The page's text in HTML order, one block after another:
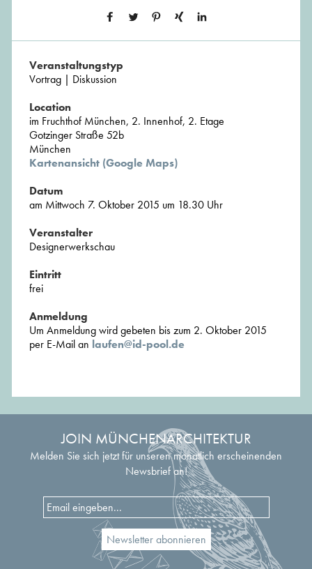
Veranstaltungstyp
Vortrag | Diskussion
Location
im Fruchthof München, 2. Innenhof, 2. Etage
Gotzinger Straße 52b
München
Kartenansicht (Google Maps)
Datum
am Mittwoch 7. Oktober 2015 um 18.30 Uhr
Veranstalter
Designerwerkschau
Eintritt
frei
Anmeldung
Um Anmeldung wird gebeten bis zum 2. Oktober 2015
per E-Mail an laufen@id-pool.de
JOIN MÜNCHENARCHITEKTUR
Melden Sie sich jetzt für unseren monatlich erscheinenden
Newsbrief an!